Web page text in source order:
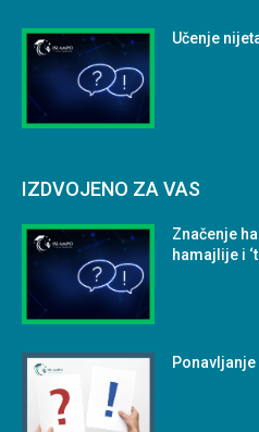
Učenje
IZDVOJENO ZA VAS
Značenje
hamajlije i